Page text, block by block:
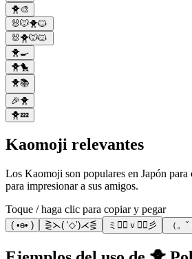
🐥🎨
🐰🐭🐥🐱
🐰🐥🐭🐱
🐥🍳
🐥🐤
🐥📚
🎉🐥
🐥💤
Kaomoji relevantes
Los Kaomoji son populares en Japón para
para impresionar a sus amigos.
Toque / haga clic para copiar y pegar
( •ө• ) ⋛⋋( ‘◇’)⋌⋚ ミ◕ฺｖ◕ฺ彡 （。ˇ